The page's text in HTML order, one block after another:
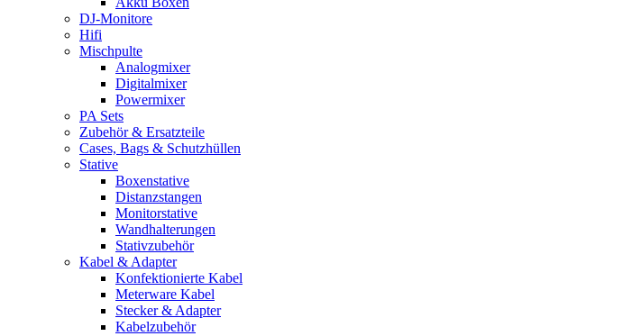
DJ-Monitore
Hifi
Mischpulte
Analogmixer
Digitalmixer
Powermixer
PA Sets
Zubehör & Ersatzteile
Cases, Bags & Schutzhüllen
Stative
Boxenstative
Distanzstangen
Monitorstative
Wandhalterungen
Stativzubehör
Kabel & Adapter
Konfektionierte Kabel
Meterware Kabel
Stecker & Adapter
Kabelzubehör